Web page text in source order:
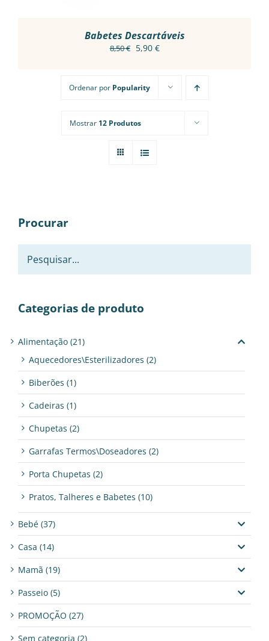
Ordenar por Popularity
Mostrar 12 Produtos
Procurar
Categorias de produto
Alimentação (21)
Aquecedores\Esterilizadores (2)
Biberões (1)
Cadeiras (1)
Chupetas (2)
Garrafas Termos\Doseadores (2)
Porta Chupetas (2)
Pratos, Talheres e Babetes (10)
Bebé (37)
Casa (14)
Mamã (19)
Passeio (5)
PROMOÇÃO (27)
Sem categoria (2)
Babetes Descartáveis
8,50€ O
era:
5,90 €O